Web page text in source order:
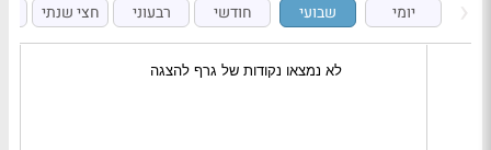
יומי שבועי חודשי רבעוני חצי שנתי